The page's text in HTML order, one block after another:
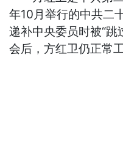
年10月举行的中共二
递补中央委员时被“跳
会后，方红卫仍正常